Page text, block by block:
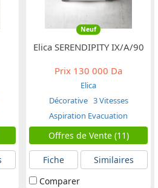
Neuf
Elica SERENDIPITY IX/A/90
Prix 130 000 Da
Elica
Décorative 3 Vitesses
Aspiration Evacuation
Offres de Vente (11)
Fiche
Similaires
Comparer